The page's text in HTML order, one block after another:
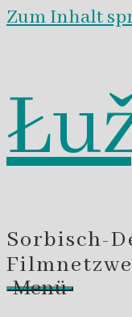
Zum Inhalt
Sorbisch-
Menü